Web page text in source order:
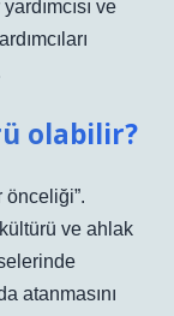
ve
olabilir?
önceliği”.
ve ahlak
atanmasını